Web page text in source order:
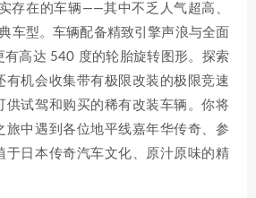
存在的车辆——其中不乏人气超高、
车型。车辆配备精致引擎声浪与全面
有高达 540 度的轮胎旋转图形。探索
有机会收集带有极限改装的极限竞速
供试驾和购买的稀有改装车辆。你将
旅中遇到各位地平线嘉年华传奇、参
于日本传奇汽车文化、原汁原味的精